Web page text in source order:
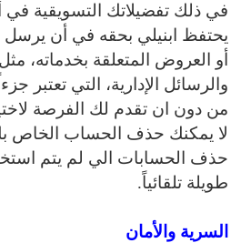
في ذلك تفضيلاتك التسويقية
يحتفظ ابنيلي بحقه في أن يرسل
أو العروض المتعلقة بخدماته،
والرسائل الإدارية، التي تعتبر
من دون ان تقدم لك الفرصة
لا يمكنك حذف الحساب الخاص
حذف الحسابات الي لم يتم
طويلة تلقائياً.
السرية والأمان